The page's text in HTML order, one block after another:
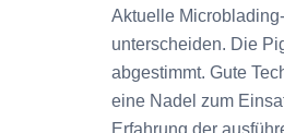
Aktuelle
unterscheiden. Die
abgestimmt. Gute
eine Nadel zum
Erfahrung der